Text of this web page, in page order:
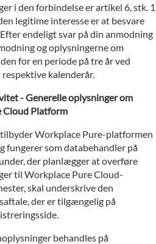
i den forbindelse er artikel 6, stk.
legitime interesse er at besvare
endeligt svar på din anmodning
og oplysningerne om
for en periode på tre år ved
respektive kalenderår.
- Generelle oplysninger om
Cloud Platform
Workplace Pure-platformen
fungerer som databehandler på
der planlægger at overføre
til Workplace Pure Cloud-
skal underskrive den
der er tilgængelig på
behandles på